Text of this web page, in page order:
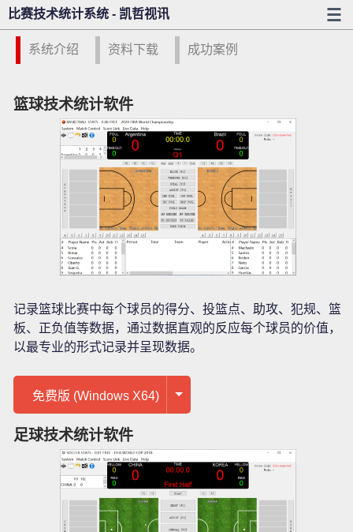
比赛技术统计系统 - 凯哲视讯
系统介绍 资料下载 成功案例
篮球技术统计软件
记录篮球比赛中每个球员的得分、投篮点、助攻、犯规、篮
板、正负值等数据，通过数据直观的反应每个球员的价值，
以最专业的形式记录并呈现数据。
免费版 (Windows X64)
足球技术统计软件